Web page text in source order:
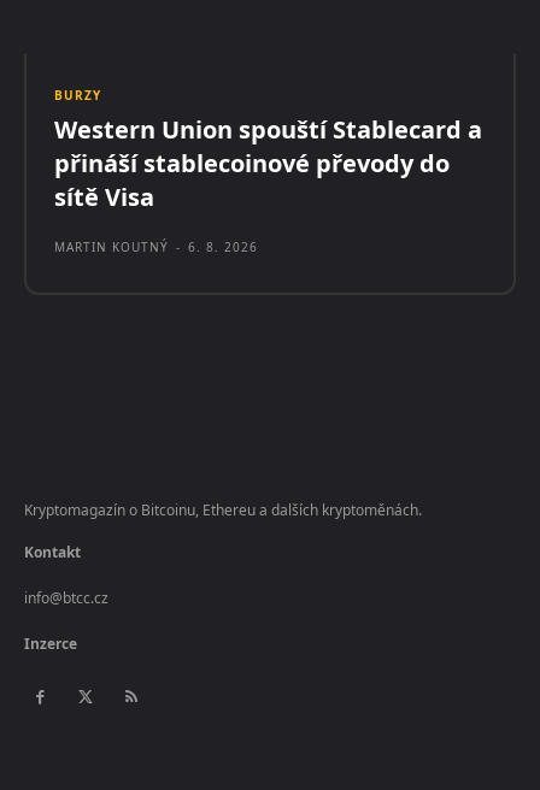
BURZY
Western Union spouští Stablecard a
přináší stablecoinové převody do
sítě Visa
MARTIN KOUTNÝ - 6. 8. 2026
Kryptomagazín o Bitcoinu, Ethereu a dalších kryptoměnách.
Kontakt
info@btcc.cz
Inzerce